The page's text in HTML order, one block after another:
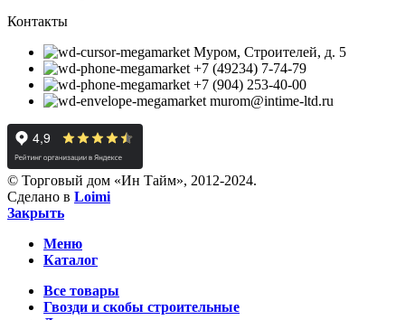
Контакты
Муром, Строителей, д. 5
+7 (49234) 7-74-79
+7 (904) 253-40-00
murom@intime-ltd.ru
© Торговый дом «Ин Тайм», 2012-2024.
Сделано в Loimi
Закрыть
Меню
Каталог
Все товары
Гвозди и скобы строительные